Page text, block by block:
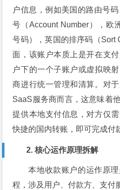
户信息，例如美国的路由号
号（Account Number），欧
号码），英国的排序码（Sort
面，该账户本质上是开在支
户下的一个子账户或虚拟映
商进行统一管理和清算。对
SaaS服务商而言，这意味着
提供本地支付信息，对方仅
快捷的国内转账，即可完成付
2. 核心运作原理拆解
本地收款账户的运作原
程，涉及用户、付款方、支付